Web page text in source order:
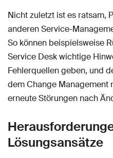
Nicht zuletzt ist es ratsam,
anderen Service-
So können beispielsweise
Service Desk wichtige
Fehlerquellen geben, und
dem Change Management
erneute Störungen nach
Lösungsansätze